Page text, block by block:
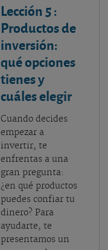
Lección 5:
Productos de
inversión:
qué opciones
tienes y
cuáles elegir
Cuando decides
empezar a
invertir, te
enfrentas a una
gran pregunta:
¿en qué productos
puedes confiar tu
dinero? Para
ayudarte, te
presentamos un